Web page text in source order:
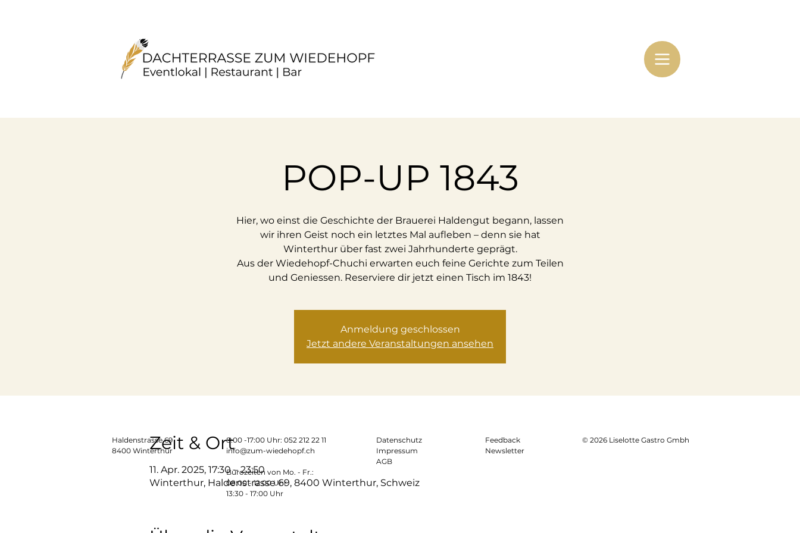
POP-UP 1843
Hier, wo einst die Geschichte der Brauerei Haldengut begann, lassen
wir ihren Geist noch ein letztes Mal aufleben – denn sie hat
Winterthur über fast zwei Jahrhunderte geprägt.
Aus der Wiedehopf-Chuchi erwarten euch feine Gerichte zum Teilen
und Geniessen. Reserviere dir jetzt einen Tisch im 1843!
Anmeldung geschlossen
Jetzt andere Veranstaltungen ansehen
Zeit & Ort
11. Apr. 2025, 17:30 – 23:50
Winterthur, Haldenstrasse 69, 8400 Winterthur, Schweiz
Haldenstrasse 69
8400 Winterthur
​​8:00 -17:00 Uhr: 052 212 22 11
info@zum-wiedehopf.ch
Bürozeiten von Mo. - Fr.:
08:00 - 12:00 Uhr
13:30 - 17:00 Uhr
Datenschutz
Impressum
AGB
Feedback
Newsletter
© 2026 Liselotte Gastro Gmbh